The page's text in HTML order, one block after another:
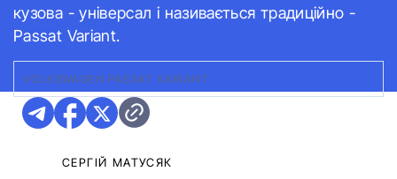
кузова - універсал і називається традиційно -
Passat Variant.
VOLKSWAGEN PASSAT VARIANT
СЕРГІЙ МАТУСЯК